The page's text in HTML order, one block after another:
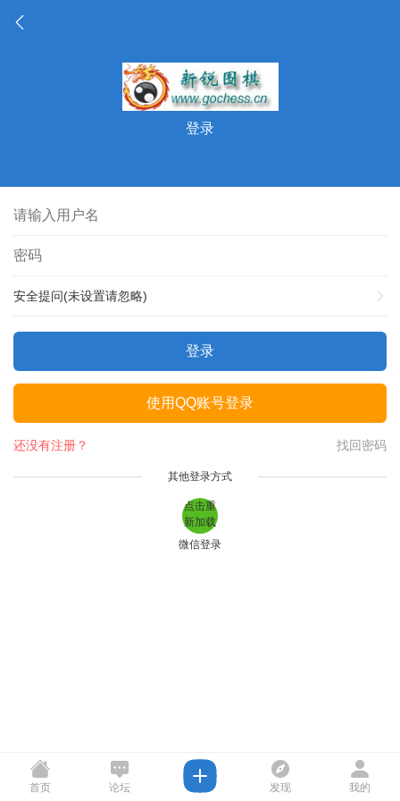
登录
安全提问(未设置请忽略)
登录
使用QQ账号登录
找回密码
还没有注册？
其他登录方式
点击重
新加载
微信登录
首页 论坛 发现 我的